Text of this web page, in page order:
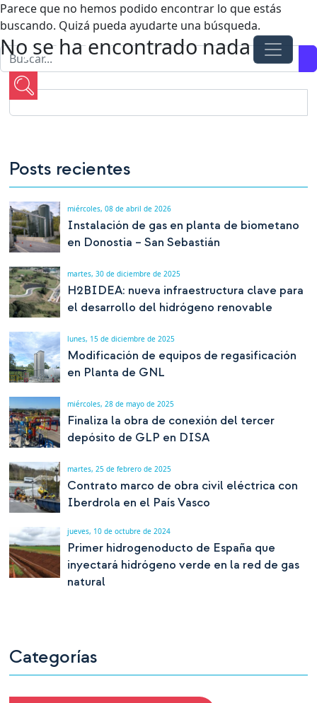
Saltar al contenido
Navegación principal
No se ha encontrado nada
Parece que no hemos podido encontrar lo que estás
buscando. Quizá pueda ayudarte una búsqueda.
Buscar:
Posts recientes
miércoles, 08 de abril de 2026
Instalación de gas en planta de biometano
en Donostia – San Sebastián
martes, 30 de diciembre de 2025
H2BIDEA: nueva infraestructura clave para
el desarrollo del hidrógeno renovable
lunes, 15 de diciembre de 2025
Modificación de equipos de regasificación
en Planta de GNL
miércoles, 28 de mayo de 2025
Finaliza la obra de conexión del tercer
depósito de GLP en DISA
martes, 25 de febrero de 2025
Contrato marco de obra civil eléctrica con
Iberdrola en el País Vasco
jueves, 10 de octubre de 2024
Primer hidrogenoducto de España que
inyectará hidrógeno verde en la red de gas
natural
Categorías